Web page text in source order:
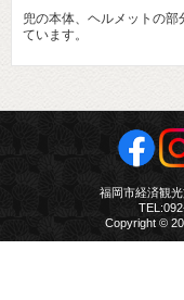
兜の本体、ヘルメットの
ています。
福岡市経済観
Copyright ©